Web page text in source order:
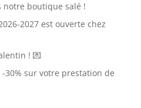
notre boutique salé !
2027 est ouverte chez
! 💌
-30% sur votre prestation de